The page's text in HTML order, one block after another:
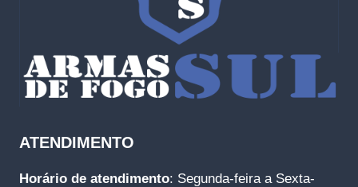
ATENDIMENTO
Horário de atendimento: Segunda-feira a Sexta-